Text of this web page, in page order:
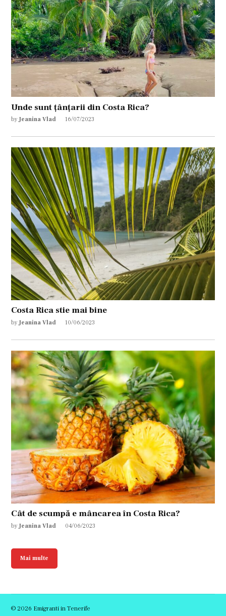
Unde sunt țânțarii din Costa Rica?
by Jeanina Vlad 16/07/2023
Costa Rica stie mai bine
by Jeanina Vlad 10/06/2023
Cât de scumpă e mâncarea în Costa Rica?
by Jeanina Vlad 04/06/2023
Mai multe
© 2026 Emigranti in Tenerife